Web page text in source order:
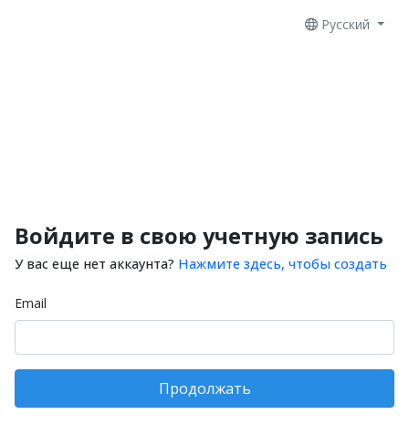
Русский
Войдите в свою учетную запись
У вас еще нет аккаунта? Нажмите здесь, чтобы создать
Email
Продолжать